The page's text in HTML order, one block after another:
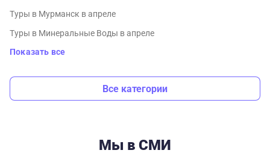
Туры в Мурманск в апреле
Туры в Минеральные Воды в апреле
Показать все
Все категории
Мы в СМИ